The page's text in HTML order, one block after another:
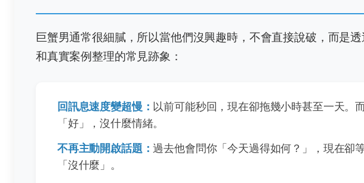
巨蟹男通常很細膩，所以當他們沒興趣時，不會直接說破，而是
和真實案例整理的常見跡象：
回訊息速度變超慢： 以前可能秒回，現在卻拖幾小時甚至一天。
「好」，沒什麼情緒。
不再主動開啟話題：過去他會問你「今天過得如何？」，現在卻
「沒什麼」。